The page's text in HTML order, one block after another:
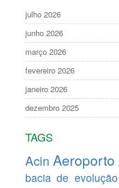
julho 2026
junho 2026
março 2026
fevereiro 2026
janeiro 2026
dezembro 2025
TAGS
Acin Aeroporto
bacia de evolução